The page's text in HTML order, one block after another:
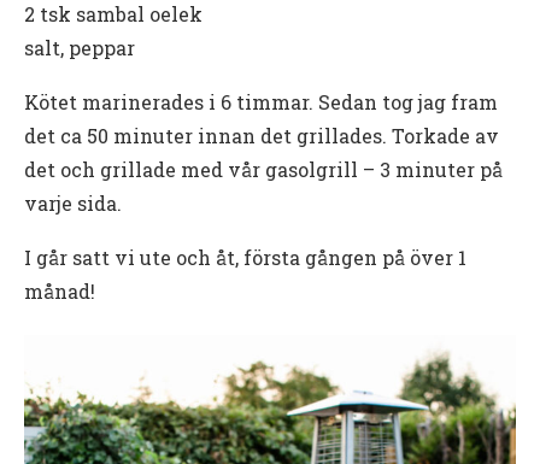
2 tsk sambal oelek
salt, peppar
Kötet marinerades i 6 timmar. Sedan tog jag fram
det ca 50 minuter innan det grillades. Torkade av
det och grillade med vår gasolgrill – 3 minuter på
varje sida.
I går satt vi ute och åt, första gången på över 1
månad!